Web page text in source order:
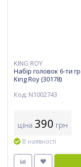
KING ROY
Набір головок 6-ти
King Roy (30178)
Код: N1002743
ціна 390 грн
В наявності